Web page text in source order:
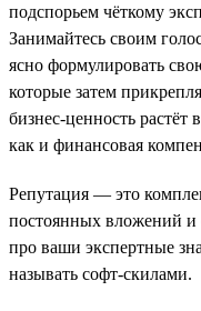
подспорьем чёткому
Занимайтесь своим
ясно формулировать
которые затем
бизнес-ценность растёт
как и финансовая
Репутация — это
постоянных вложений и
про ваши экспертные
называть софт-скилами.